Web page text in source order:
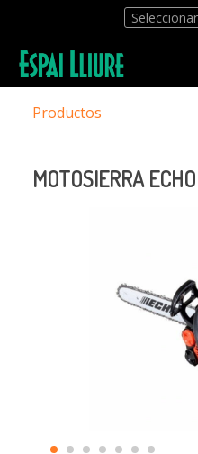
Productos
MOTOSIERRA